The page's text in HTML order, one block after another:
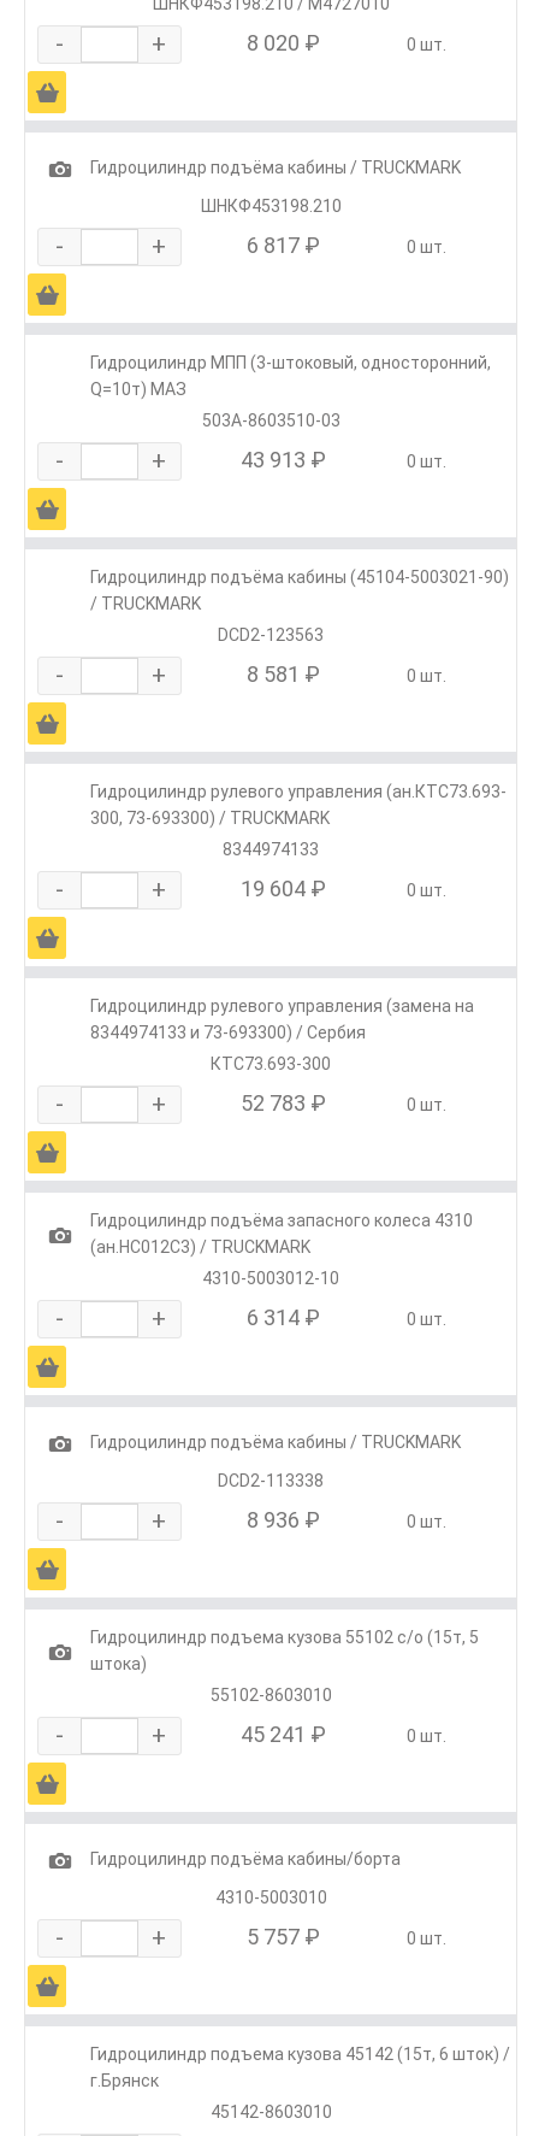
- + 8 020 ₽ 0 шт.
Ä
1
Гидроцилиндр подъёма кабины / TRUCKMARK
ШНКФ453198.210
- + 6 817 ₽ 0 шт.
Ä
Гидроцилиндр МПП (3-штоковый, односторонний,
Q=10т) МАЗ
503А-8603510-03
- + 43 913 ₽ 0 шт.
Ä
Гидроцилиндр подъёма кабины (45104-5003021-90)
/ TRUCKMARK
DCD2-123563
- + 8 581 ₽ 0 шт.
Ä
Гидроцилиндр рулевого управления (ан.КТС73.693-
300, 73-693300) / TRUCKMARK
8344974133
- + 19 604 ₽ 0 шт.
Ä
Гидроцилиндр рулевого управления (замена на
8344974133 и 73-693300) / Сербия
КТС73.693-300
- + 52 783 ₽ 0 шт.
Ä
1
Гидроцилиндр подъёма запасного колеса 4310
(ан.HC012C3) / TRUCKMARK
4310-5003012-10
- + 6 314 ₽ 0 шт.
Ä
1
Гидроцилиндр подъёма кабины / TRUCKMARK
DCD2-113338
- + 8 936 ₽ 0 шт.
Ä
1
Гидроцилиндр подъема кузова 55102 с/о (15т, 5
штока)
55102-8603010
- + 45 241 ₽ 0 шт.
Ä
1
Гидроцилиндр подъёма кабины/борта
4310-5003010
- + 5 757 ₽ 0 шт.
Ä
Гидроцилиндр подъема кузова 45142 (15т, 6 шток) /
г.Брянск
45142-8603010